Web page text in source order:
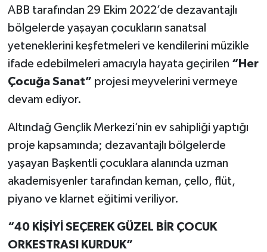
ABB tarafından 29 Ekim 2022’de dezavantajlı
bölgelerde yaşayan çocukların sanatsal
yeteneklerini keşfetmeleri ve kendilerini müzikle
ifade edebilmeleri amacıyla hayata geçirilen “Her
Çocuğa Sanat” projesi meyvelerini vermeye
devam ediyor.
Altındağ Gençlik Merkezi’nin ev sahipliği yaptığı
proje kapsamında; dezavantajlı bölgelerde
yaşayan Başkentli çocuklara alanında uzman
akademisyenler tarafından keman, çello, flüt,
piyano ve klarnet eğitimi veriliyor.
“40 KİŞİYİ SEÇEREK GÜZEL BİR ÇOCUK
ORKESTRASI KURDUK”